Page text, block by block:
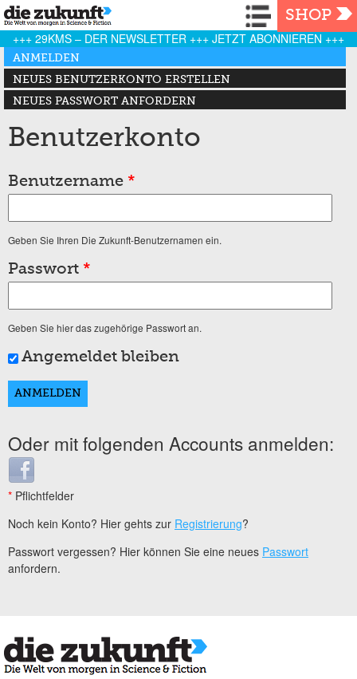
Navigation
SHOP
+++ 29KMS – DER NEWSLETTER +++ JETZT ABONNIEREN +++
Haupt-Reiter
ANMELDEN
(AKTIVER REITER)
NEUES BENUTZERKONTO ERSTELLEN
NEUES PASSWORT ANFORDERN
Benutzerkonto
Benutzername *
Geben Sie Ihren Die Zukunft-Benutzernamen ein.
Passwort *
Geben Sie hier das zugehörige Passwort an.
Angemeldet bleiben
Oder mit folgenden Accounts anmelden:
Login with Facebook
* Pflichtfelder
Noch kein Konto? Hier gehts zur Registrierung?
Passwort vergessen? Hier können Sie eine neues Passwort
anfordern.